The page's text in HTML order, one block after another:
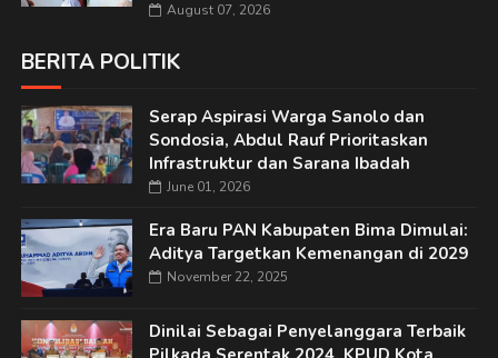
August 07, 2026
BERITA POLITIK
Serap Aspirasi Warga Sanolo dan
Sondosia, Abdul Rauf Prioritaskan
Infrastruktur dan Sarana Ibadah
June 01, 2026
Era Baru PAN Kabupaten Bima Dimulai:
Aditya Targetkan Kemenangan di 2029
November 22, 2025
Dinilai Sebagai Penyelanggara Terbaik